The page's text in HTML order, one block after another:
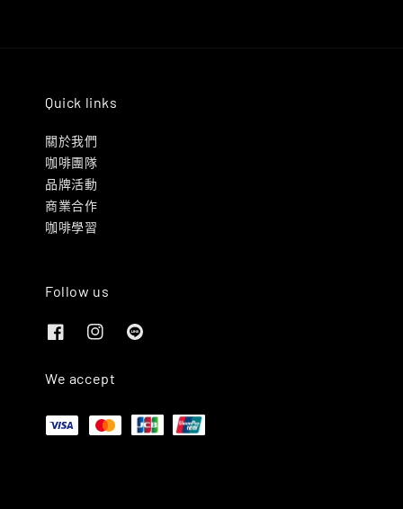
Quick links
關於我們
咖啡團隊
品牌活動
商業合作
咖啡學習
Follow us
We accept